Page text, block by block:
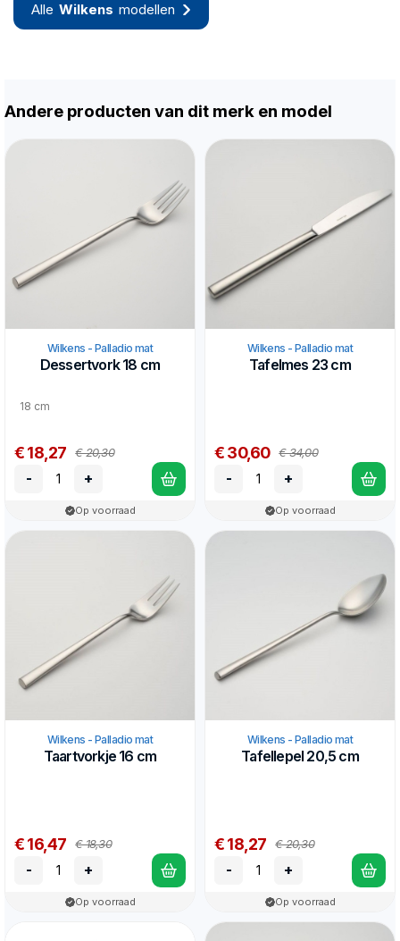
Alle Wilkens modellen
Andere producten van dit merk en model
Wilkens - Palladio mat
Dessertvork 18 cm
18 cm
€ 18,27 € 20,30
- +
Op voorraad
Wilkens - Palladio mat
Tafelmes 23 cm
€ 30,60 € 34,00
- +
Op voorraad
Wilkens - Palladio mat
Taartvorkje 16 cm
€ 16,47 € 18,30
- +
Op voorraad
Wilkens - Palladio mat
Tafellepel 20,5 cm
€ 18,27 € 20,30
- +
Op voorraad